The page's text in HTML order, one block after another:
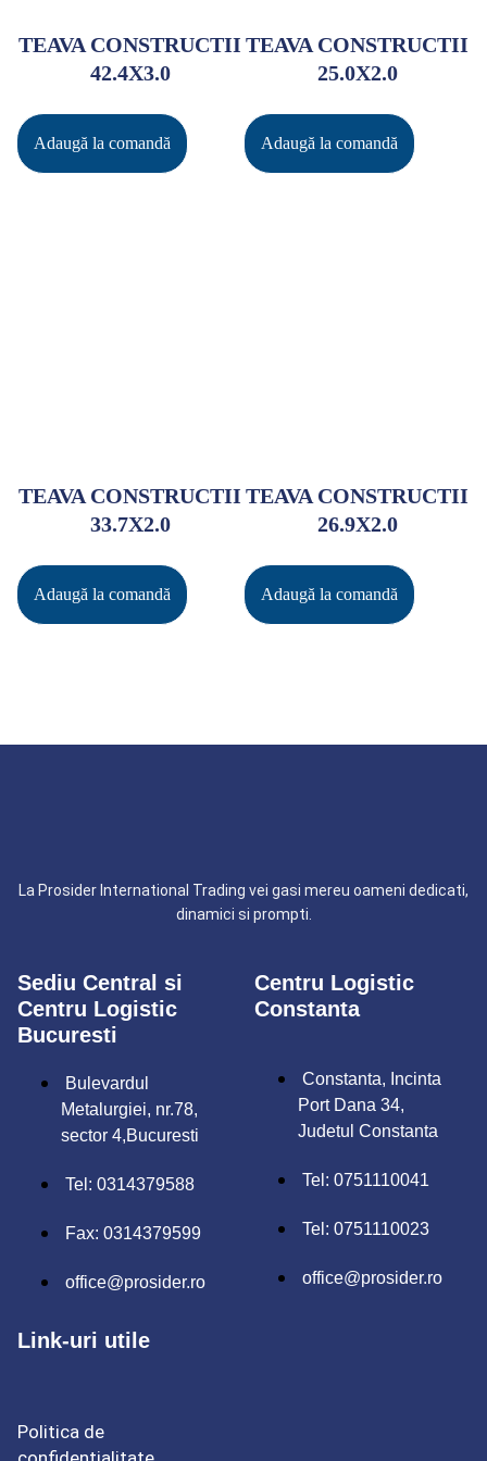
TEAVA CONSTRUCTII
42.4X3.0
Adaugă la comandă
TEAVA CONSTRUCTII
25.0X2.0
Adaugă la comandă
TEAVA CONSTRUCTII
33.7X2.0
Adaugă la comandă
TEAVA CONSTRUCTII
26.9X2.0
Adaugă la comandă
La Prosider International Trading vei gasi mereu oameni dedicati,
dinamici si prompti.
Sediu Central si
Centru Logistic
Bucuresti
Bulevardul
Metalurgiei, nr.78,
sector 4,Bucuresti
Tel: 0314379588
Fax: 0314379599
office@prosider.ro
Centru Logistic
Constanta
Constanta, Incinta
Port Dana 34,
Judetul Constanta
Tel: 0751110041
Tel: 0751110023
office@prosider.ro
Link-uri utile
Politica de